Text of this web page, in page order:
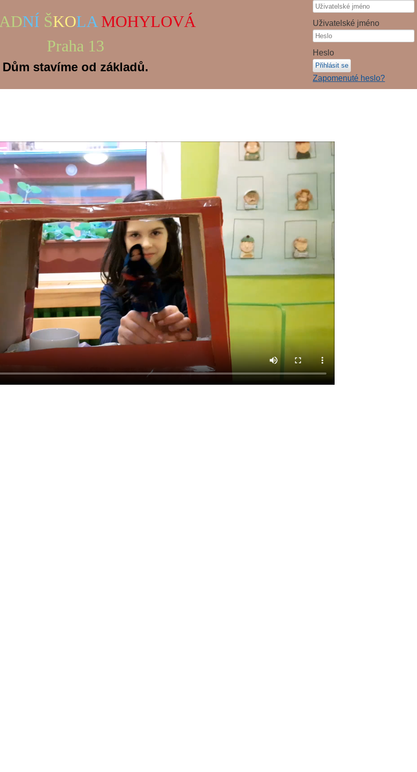
ADNÍ ŠKOLA MOHYLOVÁ
Praha 13
Dům stavíme od základů.
Uživatelské jméno
Heslo
Přihlásit se
Zapomenuté heslo?